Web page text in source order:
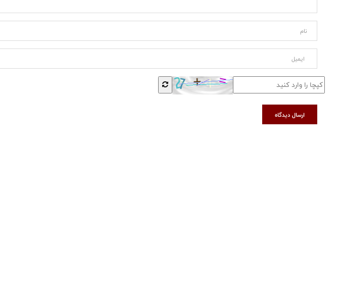
ارسال دیدگاه